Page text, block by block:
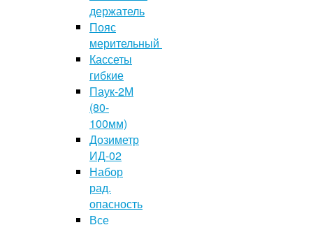
держатель
Пояс
мерительный
Кассеты
гибкие
Паук-2М
(80-
100мм)
Дозиметр
ИД-02
Набор
рад.
опасность
Все